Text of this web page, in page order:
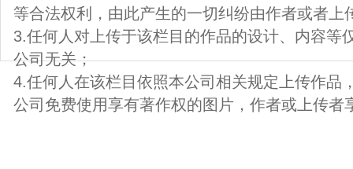
等合法权利，由此产生的一切纠纷由作者或者上
3.任何人对上传于该栏目的作品的设计、内容等
公司无关；
4.任何人在该栏目依照本公司相关规定上传作品
公司免费使用享有著作权的图片，作者或上传者